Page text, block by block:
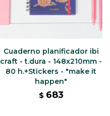
Cuaderno planificador ibi
craft - t.dura - 148x210mm -
80 h.+Stickers - "make it
happen"
$ 683